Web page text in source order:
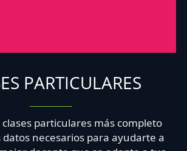
PARTICULARES
particulares más completo
datos necesarios para ayudarte a